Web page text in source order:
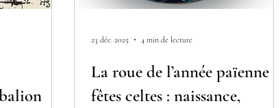
La roue de l’année païenne et
fêtes celtes : naissance,
23 déc. 2025 4 min de lecture